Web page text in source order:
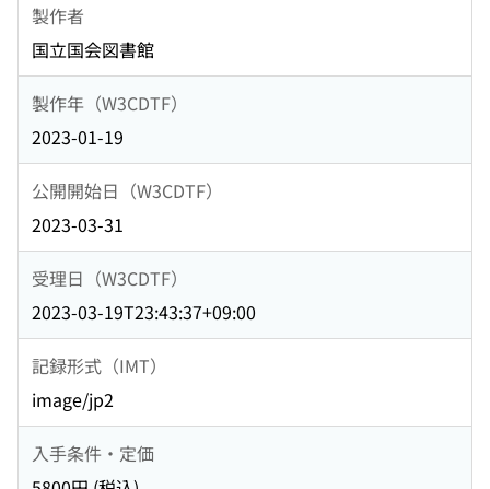
製作者
国立国会図書館
製作年（W3CDTF）
2023-01-19
公開開始日（W3CDTF）
2023-03-31
受理日（W3CDTF）
2023-03-19T23:43:37+09:00
記録形式（IMT）
image/jp2
入手条件・定価